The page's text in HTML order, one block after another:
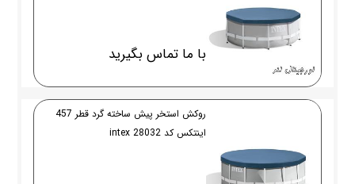
با ما تماس بگیرید
روکش استخر پیش ساخته گرد قطر 457
اینتکس کد 28032 intex